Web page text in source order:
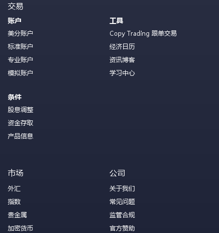
交易
账户
美分账户
标准账户
专业账户
模拟账户
条件
股息调整
资金存取
产品信息
工具
Copy Trading 跟单交易
经济日历
资讯博客
学习中心
市场
外汇
指数
贵金属
加密货币
公司
关于我们
常见问题
监管合规
官方赞助